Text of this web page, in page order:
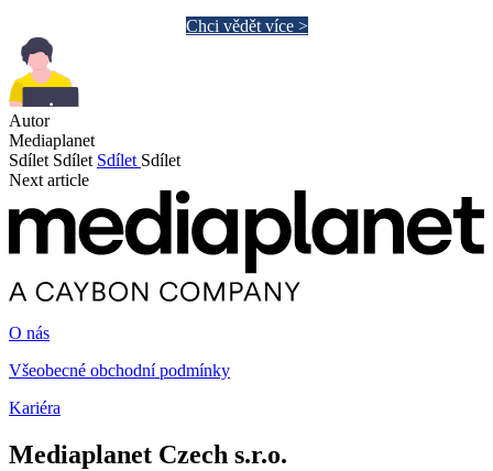
Chci vědět více >
Autor
Mediaplanet
Sdílet Sdílet Sdílet Sdílet
Next article
O nás
Všeobecné obchodní podmínky
Kariéra
Mediaplanet Czech s.r.o.